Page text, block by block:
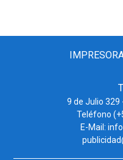
9 de Julio 329
Teléfono
E-Mail: